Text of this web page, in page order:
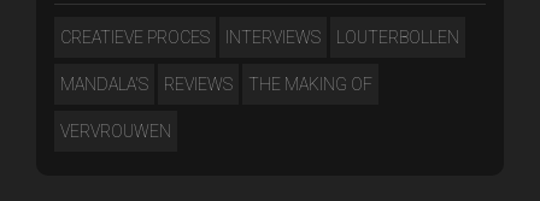
CREATIEVE PROCES INTERVIEWS LOUTERBOLLEN
MANDALA'S REVIEWS THE MAKING OF
VERVROUWEN